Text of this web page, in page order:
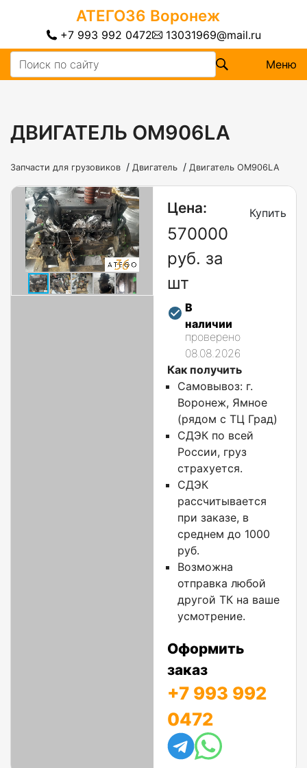
АТЕГО36 Воронеж
+7 993 992 0472 13031969@mail.ru
Меню
ДВИГАТЕЛЬ OM906LA
Запчасти для грузовиков / Двигатель / Двигатель OM906LA
Цена:
570000
руб. за
шт
В
наличии
проверено
08.08.2026
Купить
Как получить
Самовывоз: г.
Воронеж, Ямное
(рядом с ТЦ Град)
СДЭК по всей
России, груз
страхуется.
СДЭК
рассчитывается
при заказе, в
среднем до 1000
руб.
Возможна
отправка любой
другой ТК на ваше
усмотрение.
Оформить
заказ
+7 993 992
0472